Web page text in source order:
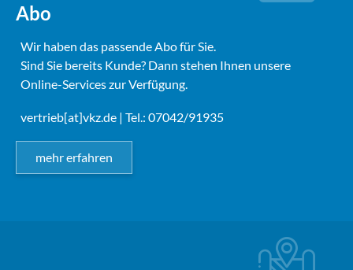
Abo
Wir haben das passende Abo für Sie.
Sind Sie bereits Kunde? Dann stehen Ihnen unsere
Online-Services zur Verfügung.
vertrieb[at]vkz.de | Tel.: 07042/91935
mehr erfahren